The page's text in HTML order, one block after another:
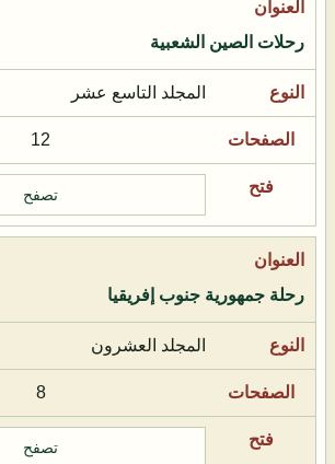
رحلات الصين الشعبية
المجلد التاسع عشر
12
تصفح
رحلة جمهورية جنوب إفريقيا
المجلد العشرون
8
تصفح